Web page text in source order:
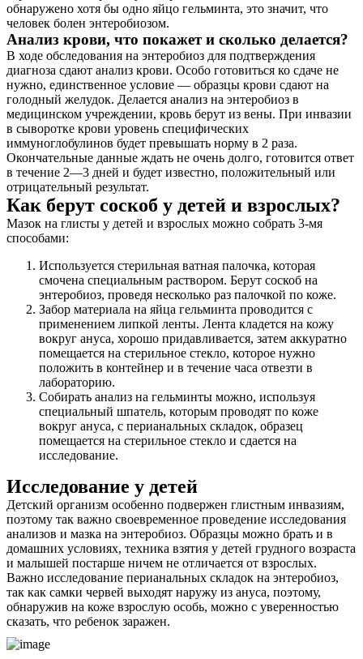
обнаружено хотя бы одно яйцо гельминта, это значит, что
человек болен энтеробиозом.
Анализ крови, что покажет и сколько делается?
В ходе обследования на энтеробиоз для подтверждения
диагноза сдают анализ крови. Особо готовиться ко сдаче не
нужно, единственное условие — образцы крови сдают на
голодный желудок. Делается анализ на энтеробиоз в
медицинском учреждении, кровь берут из вены. При инвазии
в сыворотке крови уровень специфических
иммуноглобулинов будет превышать норму в 2 раза.
Окончательные данные ждать не очень долго, готовится ответ
в течение 2—3 дней и будет известно, положительный или
отрицательный результат.
Как берут соскоб у детей и взрослых?
Мазок на глисты у детей и взрослых можно собрать 3-мя
способами:
Используется стерильная ватная палочка, которая
смочена специальным раствором. Берут соскоб на
энтеробиоз, проведя несколько раз палочкой по коже.
Забор материала на яйца гельминта проводится с
применением липкой ленты. Лента кладется на кожу
вокруг ануса, хорошо придавливается, затем аккуратно
помещается на стерильное стекло, которое нужно
положить в контейнер и в течение часа отвезти в
лабораторию.
Собирать анализ на гельминты можно, используя
специальный шпатель, которым проводят по коже
вокруг ануса, с перианальных складок, образец
помещается на стерильное стекло и сдается на
исследование.
Исследование у детей
Детский организм особенно подвержен глистным инвазиям,
поэтому так важно своевременное проведение исследования
анализов и мазка на энтеробиоз. Образцы можно брать и в
домашних условиях, техника взятия у детей грудного возраста
и малышей постарше ничем не отличается от взрослых.
Важно исследование перианальных складок на энтеробиоз,
так как самки червей выходят наружу из ануса, поэтому,
обнаружив на коже взрослую особь, можно с уверенностью
сказать, что ребенок заражен.